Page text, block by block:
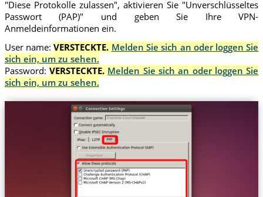
"Diese Protokolle zulassen", aktivieren Sie "Unverschlüsseltes
Passwort (PAP)" und geben Sie Ihre VPN-
Anmeldeinformationen ein.
User name:VERSTECKTE. Melden Sie sich an oder loggen Sie
sich ein, um zu sehen.
Password: VERSTECKTE. Melden Sie sich an oder loggen Sie
sich ein, um zu sehen.
Trust.Zone-Czech-Republic